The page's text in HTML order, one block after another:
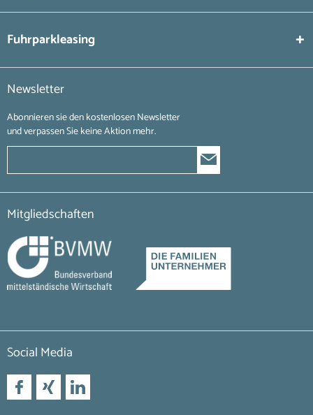
Fuhrparkleasing
Newsletter
Abonnieren sie den kostenlosen Newsletter
und verpassen Sie keine Aktion mehr.
Mitgliedschaften
Social Media